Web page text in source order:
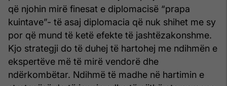
që njohin mirë finesat e diplomacisë “prapa
kuintave”- të asaj diplomacia që nuk shihet me sy
por që mund të ketë efekte të jashtëzakonshme.
Kjo strategji do të duhej të hartohej me ndihmën e
ekspertëve më të mirë vendorë dhe
ndërkombëtar. Ndihmë të madhe në hartimin e